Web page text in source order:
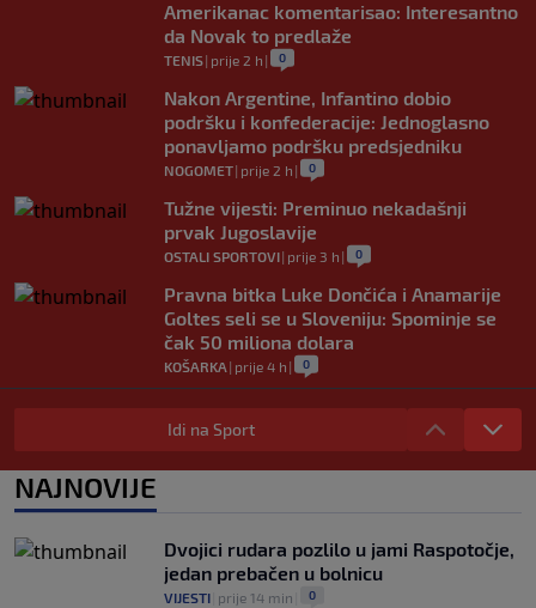
Amerikanac komentarisao: Interesantno
da Novak to predlaže
TENIS| prije 2 h | 0
Nakon Argentine, Infantino dobio
podršku i konfederacije: Jednoglasno
ponavljamo podršku predsjedniku
NOGOMET| prije 2 h | 0
Tužne vijesti: Preminuo nekadašnji
prvak Jugoslavije
OSTALI SPORTOVI| prije 3 h | 0
Pravna bitka Luke Dončića i Anamarije
Goltes seli se u Sloveniju: Spominje se
čak 50 miliona dolara
KOŠARKA | prije 4 h | 0
Danas počinje nova sezona šampionata
BiH: Željezničar protiv novajlije na
0
javnu podršku jednog nogometnog
saveza, ali i jednu kritiku
NOGOMET 0
Idi na Sport
NAJNOVIJE
Dvojici rudara pozlilo u jami Raspotočje,
jedan prebačen u bolnicu
VIJESTI prije 14 min 0